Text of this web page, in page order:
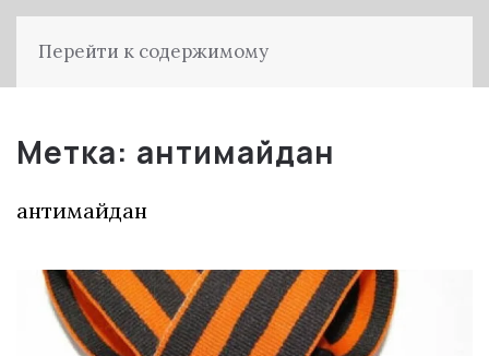
Перейти к содержимому
Метка: антимайдан
антимайдан